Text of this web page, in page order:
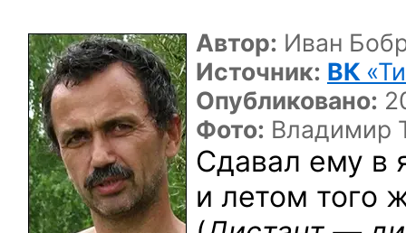
Автор: Иван
Источник: ВК
Опубликовано:
Фото: Владимир
Сдавал ему в
и летом того